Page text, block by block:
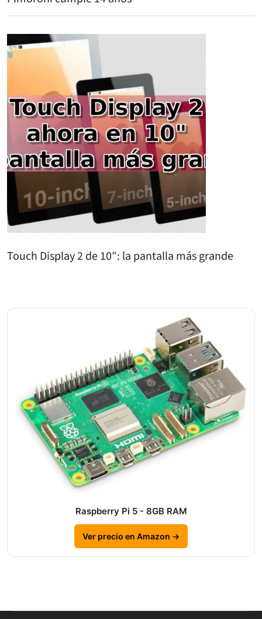
Touch Display 2 de 10″: la pantalla más grande
Raspberry Pi 5 - 8GB RAM
Ver precio en Amazon →